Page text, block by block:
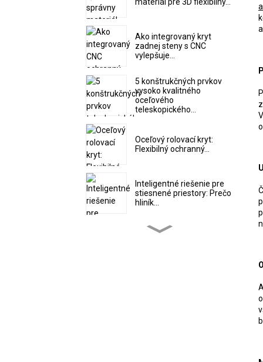
Ako integrovaný kryt
zadnej steny s CNC
vylepšuje...
5 konštrukčných prvkov
vysoko kvalitného
oceľového
teleskopického...
Oceľový rolovací kryt:
Flexibilný ochranný...
Inteligentné riešenie pre
stiesnené priestory: Prečo
hliník...
5 kľúčových vlastností